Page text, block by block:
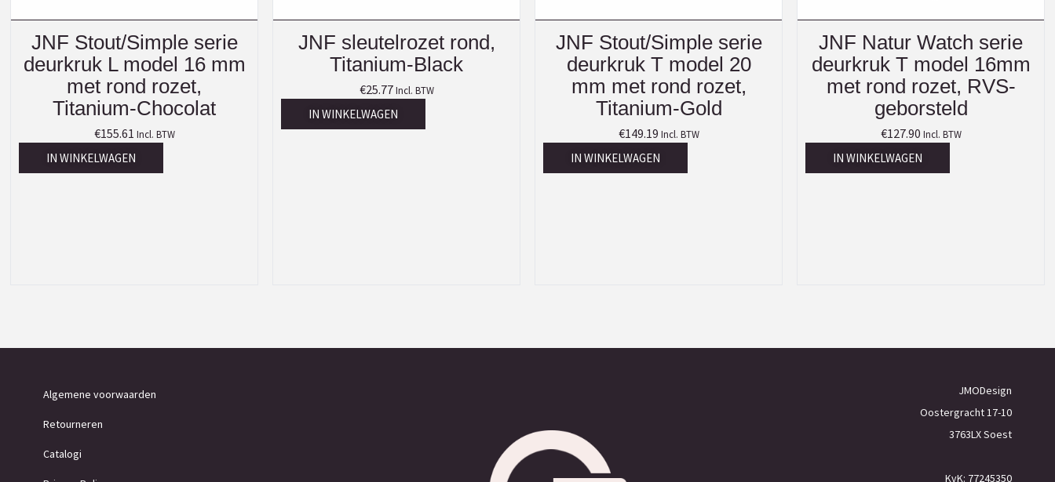
JNF Stout/Simple serie
deurkruk L model 16 mm
met rond rozet,
Titanium-Chocolat
€155.61 Incl. BTW
IN WINKELWAGEN
JNF sleutelrozet rond,
Titanium-Black
€25.77 Incl. BTW
IN WINKELWAGEN
JNF Stout/Simple serie
deurkruk T model 20
mm met rond rozet,
Titanium-Gold
€149.19 Incl. BTW
IN WINKELWAGEN
JNF Natur Watch serie
deurkruk T model 16mm
met rond rozet, RVS-
geborsteld
€127.90 Incl. BTW
IN WINKELWAGEN
Algemene voorwaarden
Retourneren
Catalogi
JMODesign
Oostergracht 17-10
3763LX Soest
KvK: 77245350